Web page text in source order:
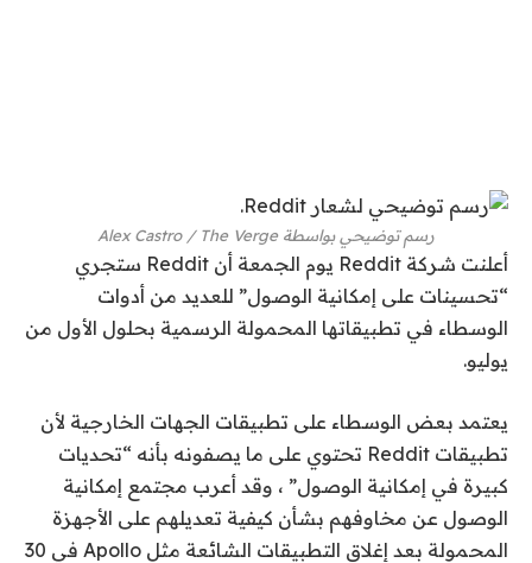
رسم توضيحي بواسطة Alex Castro / The Verge
أعلنت شركة Reddit يوم الجمعة أن Reddit ستجري
“تحسينات على إمكانية الوصول” للعديد من أدوات
الوسطاء في تطبيقاتها المحمولة الرسمية بحلول الأول من
يوليو.
يعتمد بعض الوسطاء على تطبيقات الجهات الخارجية لأن
تطبيقات Reddit تحتوي على ما يصفونه بأنه “تحديات
كبيرة في إمكانية الوصول” ، وقد أعرب مجتمع إمكانية
الوصول عن مخاوفهم بشأن كيفية تعديلهم على الأجهزة
المحمولة بعد إغلاق التطبيقات الشائعة مثل Apollo في 30